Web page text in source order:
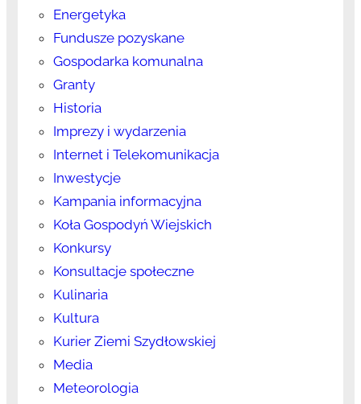
Energetyka
Fundusze pozyskane
Gospodarka komunalna
Granty
Historia
Imprezy i wydarzenia
Internet i Telekomunikacja
Inwestycje
Kampania informacyjna
Koła Gospodyń Wiejskich
Konkursy
Konsultacje społeczne
Kulinaria
Kultura
Kurier Ziemi Szydłowskiej
Media
Meteorologia